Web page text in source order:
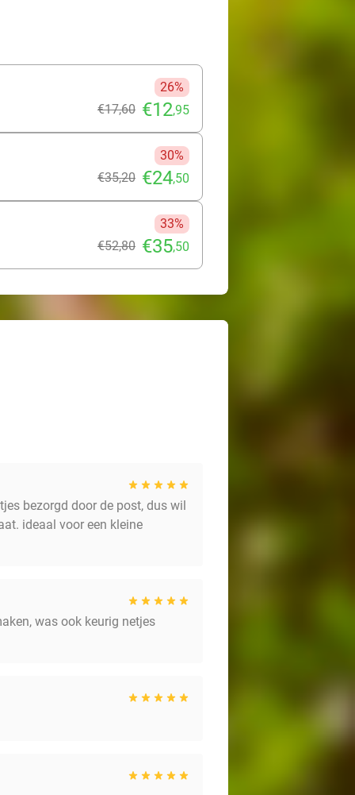
26%
€17,60 €12,95
30%
€35,20 €24,50
33%
€52,80 €35,50
bezorgd door de post, dus wil
ideaal voor een kleine
was ook keurig netjes